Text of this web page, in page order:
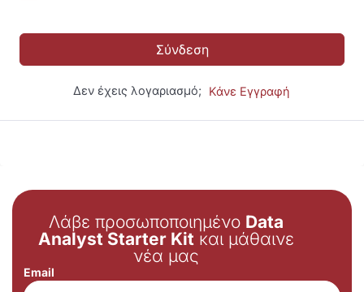
Σύνδεση
Δεν έχεις λογαριασμό; Κάνε Εγγραφή
Λάβε προσωποποιημένο Data
Analyst Starter Kit και μάθαινε
νέα μας
Email